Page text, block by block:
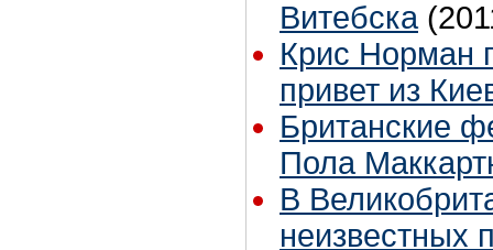
Витебска
Крис Норман
привет из
Британские
Пола
В
неизвестных